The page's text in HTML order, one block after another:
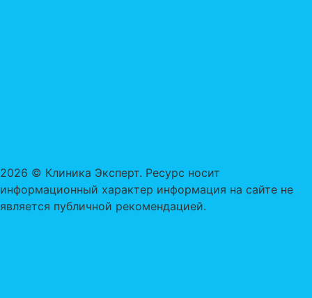
2026 © Клиника Эксперт. Ресурс носит
информационный характер информация на сайте не
является публичной рекомендацией.